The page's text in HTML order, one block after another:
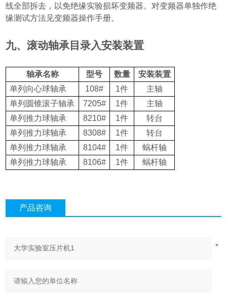
线全部拆去，以免绝缘实验损坏变频器。对变频器单独作绝
缘测试方法见变频器操作手册。
九、滚动轴承目录入安装装置
轴承名称 型号 数量
安装装置
单列向心球轴承
108# 1件
主轴
单列圆锥滚子轴承
7205# 1件
主轴
单列推力球轴承
8210# 1件
转台
单列推力球轴承
8308# 1件
转台
单列推力球轴承
8104# 1件
蜗杆轴
单列推力球轴承
8106# 1件 蜗杆轴
产品咨询